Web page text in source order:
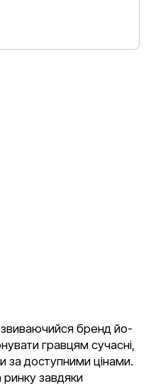
бренд йо-
гравцям сучасні,
за доступними цінами.
завдяки